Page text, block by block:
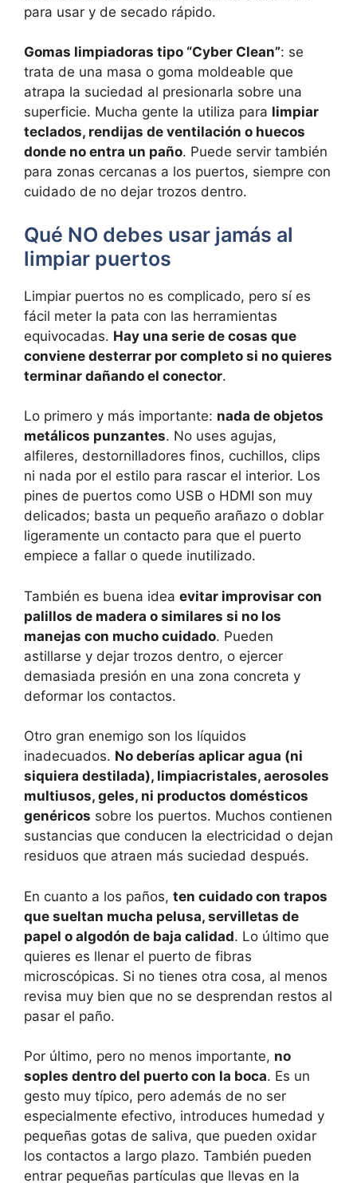
para usar y de secado rápido.
Gomas limpiadoras tipo “Cyber Clean”: se
trata de una masa o goma moldeable que
atrapa la suciedad al presionarla sobre una
superficie. Mucha gente la utiliza para limpiar
teclados, rendijas de ventilación o huecos
donde no entra un paño. Puede servir también
para zonas cercanas a los puertos, siempre con
cuidado de no dejar trozos dentro.
Qué NO debes usar jamás al
limpiar puertos
Limpiar puertos no es complicado, pero sí es
fácil meter la pata con las herramientas
equivocadas. Hay una serie de cosas que
conviene desterrar por completo si no quieres
terminar dañando el conector.
Lo primero y más importante: nada de objetos
metálicos punzantes. No uses agujas,
alfileres, destornilladores finos, cuchillos, clips
ni nada por el estilo para rascar el interior. Los
pines de puertos como USB o HDMI son muy
delicados; basta un pequeño arañazo o doblar
ligeramente un contacto para que el puerto
empiece a fallar o quede inutilizado.
También es buena idea evitar improvisar con
palillos de madera o similares si no los
manejas con mucho cuidado. Pueden
astillarse y dejar trozos dentro, o ejercer
demasiada presión en una zona concreta y
deformar los contactos.
Otro gran enemigo son los líquidos
inadecuados. No deberías aplicar agua (ni
siquiera destilada), limpiacristales, aerosoles
multiusos, geles, ni productos domésticos
genéricos sobre los puertos. Muchos contienen
sustancias que conducen la electricidad o dejan
residuos que atraen más suciedad después.
En cuanto a los paños, ten cuidado con trapos
que sueltan mucha pelusa, servilletas de
papel o algodón de baja calidad. Lo último que
quieres es llenar el puerto de fibras
microscópicas. Si no tienes otra cosa, al menos
revisa muy bien que no se desprendan restos al
pasar el paño.
Por último, pero no menos importante, no
soples dentro del puerto con la boca. Es un
gesto muy típico, pero además de no ser
especialmente efectivo, introduces humedad y
pequeñas gotas de saliva, que pueden oxidar
los contactos a largo plazo. También pueden
entrar pequeñas partículas que llevas en la